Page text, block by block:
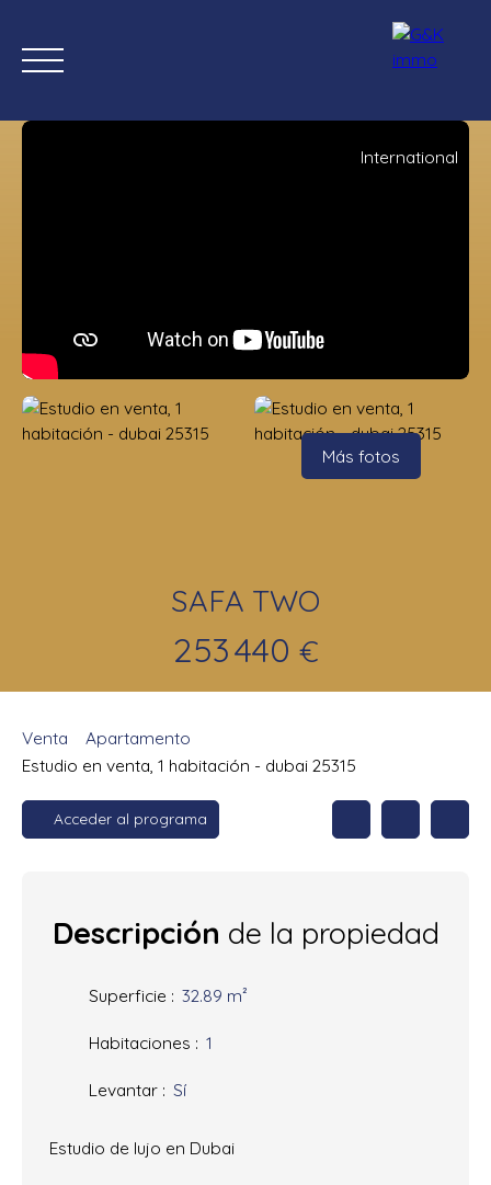
Comprar ahora Nuevas propiedades
Estimación
International
Más fotos
SAFA TWO
253 440 €
Venta
Apartamento
Estudio en venta, 1 habitación - dubai 25315
Acceder al programa
Descripción de la propiedad
Superficie : 32.89 m²
Habitaciones : 1
Levantar : Sí
Estudio de lujo en Dubai